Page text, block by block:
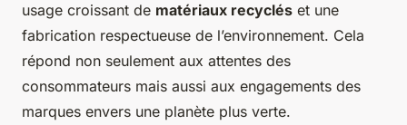
usage croissant de matériaux recyclés et une
fabrication respectueuse de l’environnement. Cela
répond non seulement aux attentes des
consommateurs mais aussi aux engagements des
marques envers une planète plus verte.